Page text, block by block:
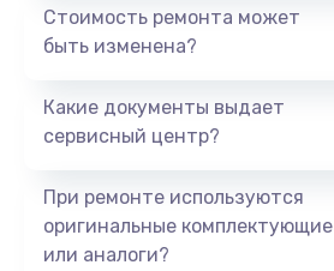
Стоимость ремонта может
быть изменена?
Какие документы выдает
сервисный центр?
При ремонте используются
оригинальные комплектующие
или аналоги?